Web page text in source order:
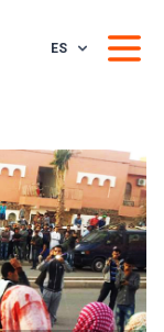
ES